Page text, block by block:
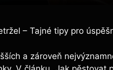
– Tajné tipy pro
a ⁤zároveň